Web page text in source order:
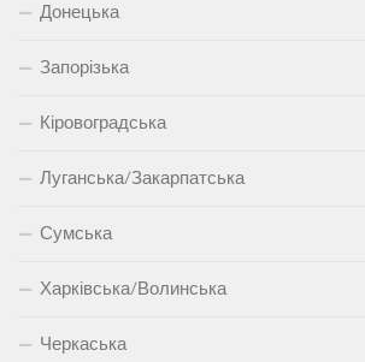
Донецька
Запорізька
Кіровоградська
Луганська/Закарпатська
Сумська
Харківська/Волинська
Черкаська